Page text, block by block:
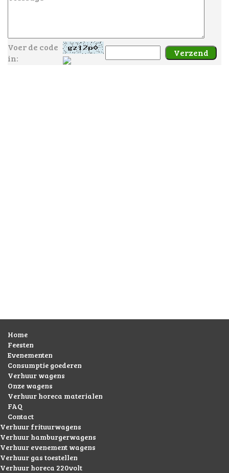
Voer de code
in:
Home
Feesten
Evenementen
Consumptie goederen
Verhuur wagens
Onze wagens
Verhuur horeca materialen
FAQ
Contact
Verhuur frituurwagens
Verhuur hamburgerwagens
Verhuur evenement wagens
Verhuur gas toestellen
Verhuur horeca 220volt